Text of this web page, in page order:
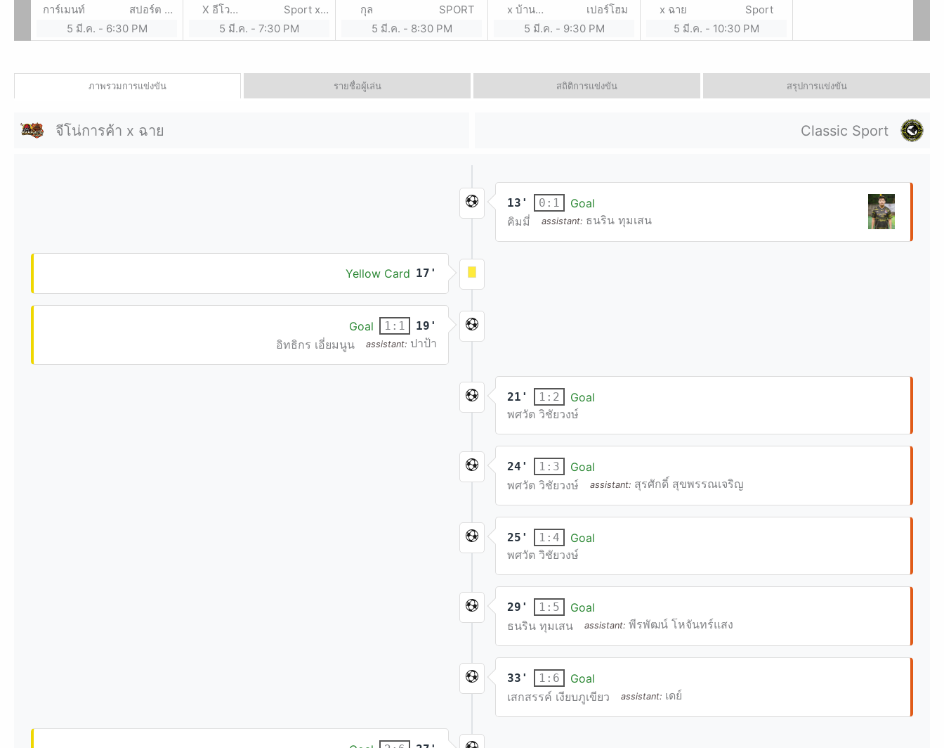
การ์เมนท์
สปอร์ต x
ด่านตรวจ
ขอนแก่น
5 มี.ค. - 6:30 PM
X อีโว
สปอร์ต
Sport x
ช่างน้อย รับ
สร้างบ้าน
5 มี.ค. - 7:30 PM
กุล
SPORT
5 มี.ค. - 8:30 PM
x บ้าน
การะเกด
เปอร์โฮม
5 มี.ค. - 9:30 PM
x ฉาย
Sport
5 มี.ค. - 10:30 PM
ภาพรวมการแข่งขัน รายชื่อผู้เล่น สถิติการแข่งขัน สรุปการแข่งขัน
จีโน่การค้า x ฉาย Classic Sport
13' 0:1
Goal
คิมมี่
assistant: ธนริน ทุมเสน
Yellow Card 17'
Goal 1:1 19'
อิทธิกร เอี่ยมนูน assistant: ปาป้า
21' 1:2
Goal
พศวัต วิชัยวงษ์
24' 1:3
Goal
พศวัต วิชัยวงษ์
assistant: สุรศักดิ์ สุขพรรณเจริญ
25' 1:4
Goal
พศวัต วิชัยวงษ์
29' 1:5
Goal
ธนริน ทุมเสน
assistant: พีรพัฒน์ โหจันทร์แสง
33' 1:6
Goal
เสกสรรค์ เงียบภูเขียว
assistant: เดย์